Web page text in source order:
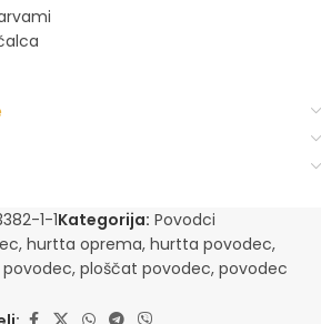
1-1Kategorija: Povodci
, hurtta oprema, hurtta povodec,
povodec, ploščat povodec, povodec